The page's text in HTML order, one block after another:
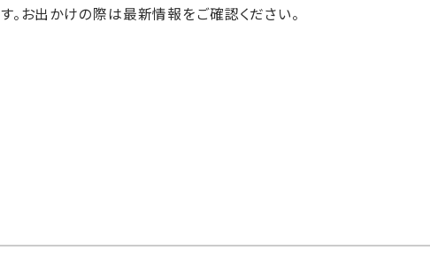
お出かけの際は最新情報をご確認ください。